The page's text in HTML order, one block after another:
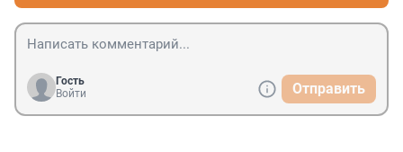
Гость
Войти
Отправить